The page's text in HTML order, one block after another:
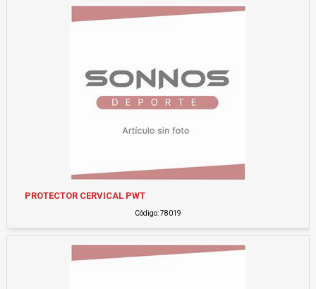
PROTECTOR CERVICAL PWT
Código: 78019